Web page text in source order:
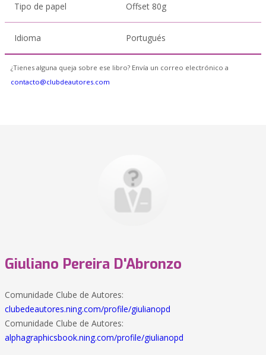
Tipo de papel Offset 80g
Idioma Portugués
¿Tienes alguna queja sobre ese libro? Envía un correo electrónico a
contacto@clubdeautores.com
Giuliano Pereira D'Abronzo
Comunidade Clube de Autores:
clubedeautores.ning.com/profile/giulianopd
Comunidade Clube de Autores:
alphagraphicsbook.ning.com/profile/giulianopd